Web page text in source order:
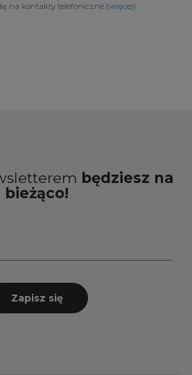
na kontakty telefoniczne (więcej)
będziesz na
bieżąco!
Zapisz się